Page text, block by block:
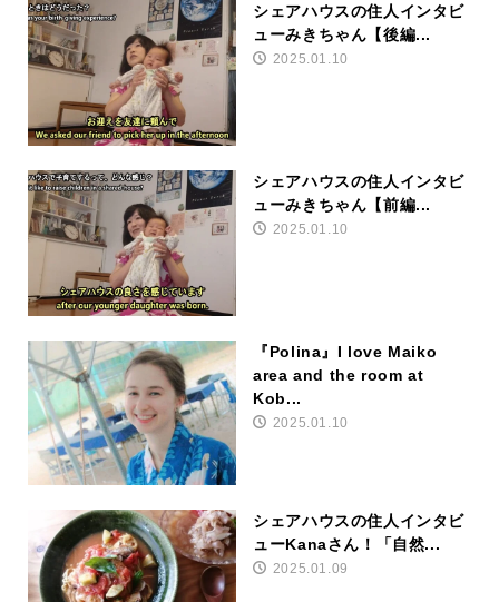
シェアハウスの住人インタビ
ューみきちゃん【後編...
2025.01.10
シェアハウスの住人インタビ
ューみきちゃん【前編...
2025.01.10
『Polina』I love Maiko
area and the room at
Kob...
2025.01.10
シェアハウスの住人インタビ
ューKanaさん！「自然...
2025.01.09